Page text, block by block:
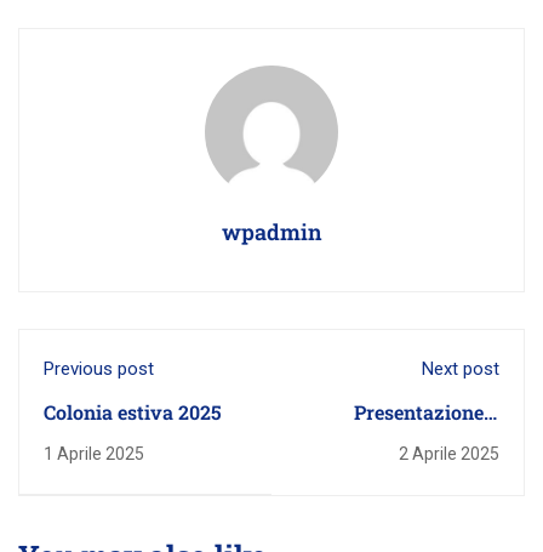
wpadmin
Previous post
Colonia estiva 2025
1 Aprile 2025
Next post
Presentazione 3
Aprile 2025
2 Aprile 2025